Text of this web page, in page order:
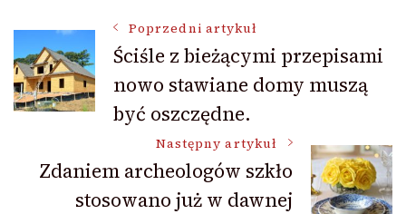
Nawigacja
wpisu
Poprzedni artykuł
Ściśle z bieżącymi przepisami
nowo stawiane domy muszą
być oszczędne.
Następny artykuł
Zdaniem archeologów szkło
stosowano już w dawnej